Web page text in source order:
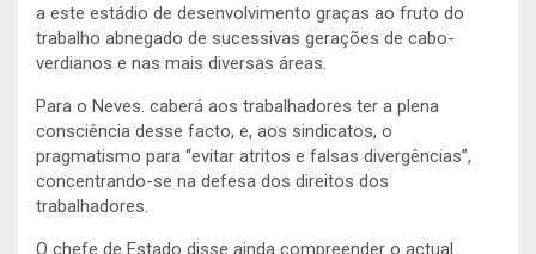
a este estádio de desenvolvimento graças ao fruto do
trabalho abnegado de sucessivas gerações de cabo-
verdianos e nas mais diversas áreas.
Para o Neves. caberá aos trabalhadores ter a plena
consciência desse facto, e, aos sindicatos, o
pragmatismo para “evitar atritos e falsas divergências”,
concentrando-se na defesa dos direitos dos
trabalhadores.
O chefe de Estado disse ainda compreender o actual